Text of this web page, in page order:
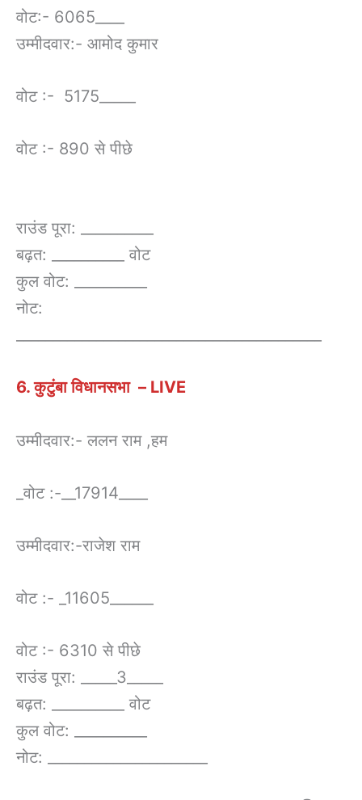
वोट:- 6065____
उम्मीदवार:- आमोद कुमार
वोट :- 5175_____
वोट :- 890 से पीछे
राउंड पूरा: __________
बढ़त: __________ वोट
कुल वोट: __________
नोट:
6. कुटुंबा विधानसभा – LIVE
उम्मीदवार:- ललन राम ,हम
_वोट :-__17914____
उम्मीदवार:-राजेश राम
वोट :- _11605______
वोट :- 6310 से पीछे
राउंड पूरा: _____3_____
बढ़त: __________ वोट
कुल वोट: __________
नोट: ______________________